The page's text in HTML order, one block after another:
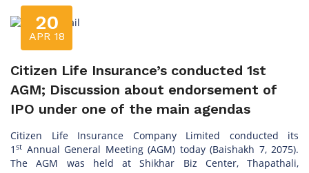
20
APR 18
Citizen Life Insurance’s conducted 1st
AGM; Discussion about endorsement of
IPO under one of the main agendas
Citizen Life Insurance Company Limited conducted its
1 st Annual General Meeting (AGM) today (Baishakh 7, 2075).
The AGM was held at Shikhar Biz Center, Thapathali,